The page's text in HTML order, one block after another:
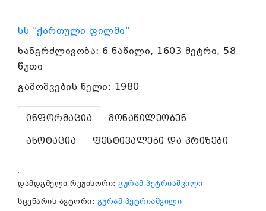
სს "ქართული ფილმი"
ხანგრძლივობა: 6 ნაწილი, 1603 მეტრი, 58
წუთი
გამოშვების წელი: 1980
ინფორმაცია
მონაწილეობენ
ანოტაცია
ფესტივალები და პრიზები
.
დამდგმელი რეჟისორი: გურამ პეტრიაშვილი
სცენარის ავტორი: გურამ პეტრიაშვილი